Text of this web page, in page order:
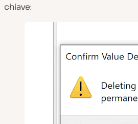
chiave: